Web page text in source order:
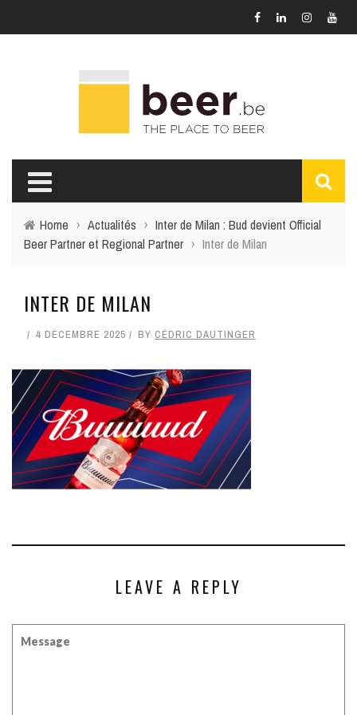
Home › Actualités › Inter de Milan : Bud devient Official
Beer Partner et Regional Partner › Inter de Milan
INTER DE MILAN
4 DÉCEMBRE 2025 BY CÉDRIC DAUTINGER
LEAVE A REPLY